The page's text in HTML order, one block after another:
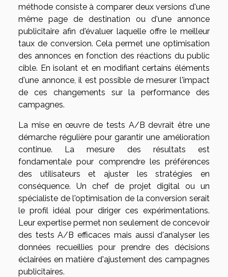
méthode consiste à comparer deux versions d'une
même page de destination ou d'une annonce
publicitaire afin d'évaluer laquelle offre le meilleur
taux de conversion. Cela permet une optimisation
des annonces en fonction des réactions du public
cible. En isolant et en modifiant certains éléments
d'une annonce, il est possible de mesurer l'impact
de ces changements sur la performance des
campagnes.
La mise en œuvre de tests A/B devrait être une
démarche régulière pour garantir une amélioration
continue. La mesure des résultats est
fondamentale pour comprendre les préférences
des utilisateurs et ajuster les stratégies en
conséquence. Un chef de projet digital ou un
spécialiste de l'optimisation de la conversion serait
le profil idéal pour diriger ces expérimentations.
Leur expertise permet non seulement de concevoir
des tests A/B efficaces mais aussi d'analyser les
données recueillies pour prendre des décisions
éclairées en matière d'ajustement des campagnes
publicitaires.